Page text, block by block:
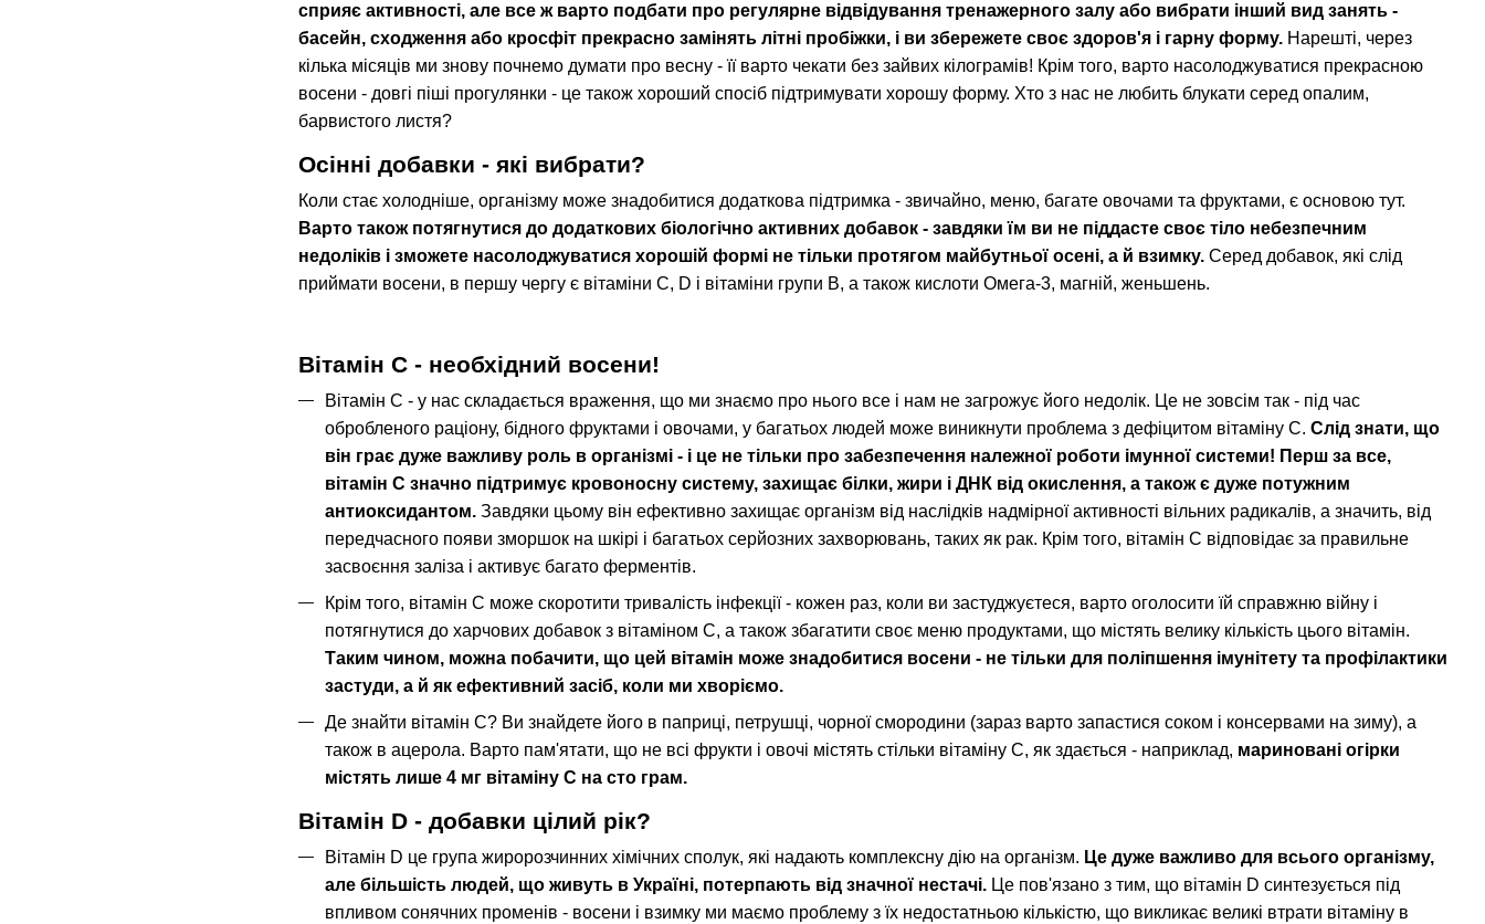
сприяє активності, але все ж варто подбати про регулярне відвідування тренажерного залу або вибрати інший вид занять -
басейн, сходження або кросфіт прекрасно замінять літні пробіжки, і ви збережете своє здоров'я і гарну форму. Нарешті, через
кілька місяців ми знову почнемо думати про весну - її варто чекати без зайвих кілограмів! Крім того, варто насолоджуватися прекрасною
восени - довгі піші прогулянки - це також хороший спосіб підтримувати хорошу форму. Хто з нас не любить блукати серед опалим,
барвистого листя?
Осінні добавки - які вибрати?
Коли стає холодніше, організму може знадобитися додаткова підтримка - звичайно, меню, багате овочами та фруктами, є основою тут.
Варто також потягнутися до додаткових біологічно активних добавок - завдяки їм ви не піддасте своє тіло небезпечним
недоліків і зможете насолоджуватися хорошій формі не тільки протягом майбутньої осені, а й взимку. Серед добавок, які слід
приймати восени, в першу чергу є вітаміни С, D і вітаміни групи В, а також кислоти Омега-3, магній, женьшень.
Вітамін С - необхідний восени!
Вітамін С - у нас складається враження, що ми знаємо про нього все і нам не загрожує його недолік. Це не зовсім так - під час
обробленого раціону, бідного фруктами і овочами, у багатьох людей може виникнути проблема з дефіцитом вітаміну С. Слід знати, що
він грає дуже важливу роль в організмі - і це не тільки про забезпечення належної роботи імунної системи! Перш за все,
вітамін С значно підтримує кровоносну систему, захищає білки, жири і ДНК від окислення, а також є дуже потужним
антиоксидантом. Завдяки цьому він ефективно захищає організм від наслідків надмірної активності вільних радикалів, а значить, від
передчасного появи зморшок на шкірі і багатьох серйозних захворювань, таких як рак. Крім того, вітамін С відповідає за правильне
засвоєння заліза і активує багато ферментів.
Крім того, вітамін С може скоротити тривалість інфекції - кожен раз, коли ви застуджуєтеся, варто оголосити їй справжню війну і
потягнутися до харчових добавок з вітаміном С, а також збагатити своє меню продуктами, що містять велику кількість цього вітамін.
Таким чином, можна побачити, що цей вітамін може знадобитися восени - не тільки для поліпшення імунітету та профілактики
застуди, а й як ефективний засіб, коли ми хворіємо.
Де знайти вітамін С? Ви знайдете його в паприці, петрушці, чорної смородини (зараз варто запастися соком і консервами на зиму), а
також в ацерола. Варто пам'ятати, що не всі фрукти і овочі містять стільки вітаміну С, як здається - наприклад, мариновані огірки
містять лише 4 мг вітаміну С на сто грам.
Вітамін D - добавки цілий рік?
Вітамін D це група жиророзчинних хімічних сполук, які надають комплексну дію на організм. Це дуже важливо для всього організму,
але більшість людей, що живуть в Україні, потерпають від значної нестачі. Це пов'язано з тим, що вітамін D синтезується під
впливом сонячних променів - восени і взимку ми маємо проблему з їх недостатньою кількістю, що викликає великі втрати вітаміну в